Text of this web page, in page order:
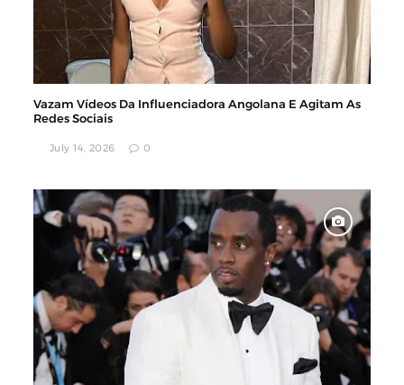
Vazam Vídeos Da Influenciadora Angolana E Agitam As
Redes Sociais
July 14, 2026 0